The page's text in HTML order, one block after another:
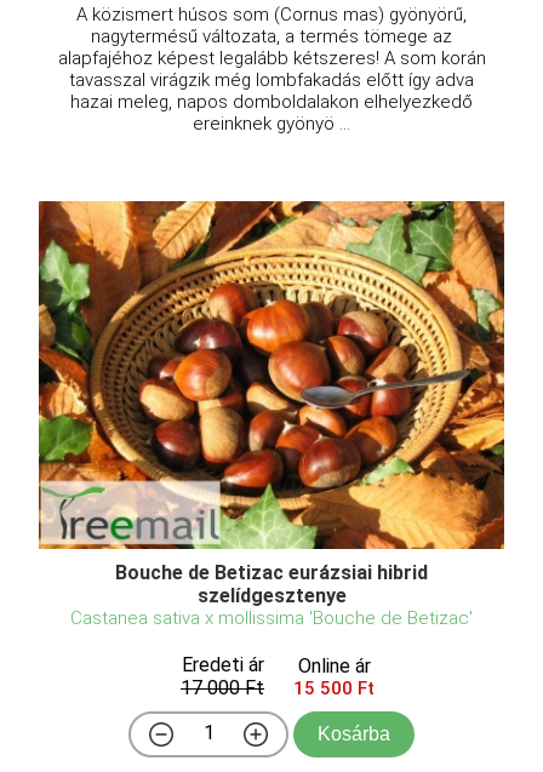
A közismert húsos som (Cornus mas) gyönyörű,
nagytermésű változata, a termés tömege az
alapfajéhoz képest legalább kétszeres! A som korán
tavasszal virágzik még lombfakadás előtt így adva
hazai meleg, napos domboldalakon elhelyezkedő
ereinknek gyönyö ...
Bouche de Betizac eurázsiai hibrid
szelídgesztenye
Castanea sativa x mollissima 'Bouche de Betizac'
Eredeti ár
17 000 Ft
Online ár
15 500 Ft
Kosárba